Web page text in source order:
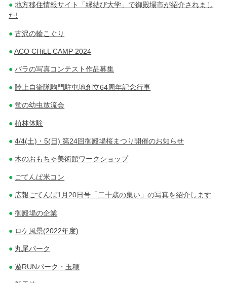
地方移住情報サイト「縁結び大学」で御殿場市が紹介されまし
た!
古沢の輪こぐり
ACO CHiLL CAMP 2024
バラの写真コンテスト作品募集
陸上自衛隊駒門駐屯地創立64周年記念行事
蛍の幼虫放流会
植林体験
4/4(土)・5(日) 第24回御殿場桜まつり開催のお知らせ
木のおもちゃ美術館ワークショップ
ごてんば米コン
広報ごてんば1月20日号「二十歳の集い」の写真を紹介します
御殿場の企業
ロケ風景(2022年度)
丸尾パーク
遊RUNパーク・玉穂